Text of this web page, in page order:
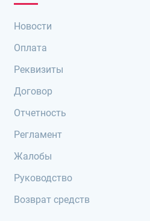
Новости
Оплата
Реквизиты
Договор
Отчетность
Регламент
Жалобы
Руководство
Возврат средств